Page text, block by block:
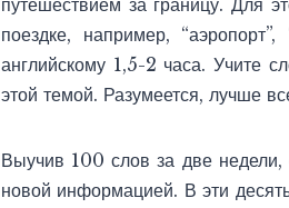
путешествием за границу. Для
поездке, например,
английскому 1,5-2 часа. Учите
этой темой. Разумеется, лучше
Выучив 100 слов за две недели,
новой информацией. В эти